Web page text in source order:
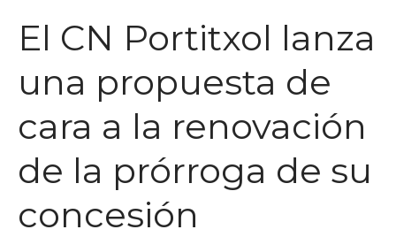
El CN Portitxol lanza
una propuesta de
cara a la renovación
de la prórroga de su
concesión